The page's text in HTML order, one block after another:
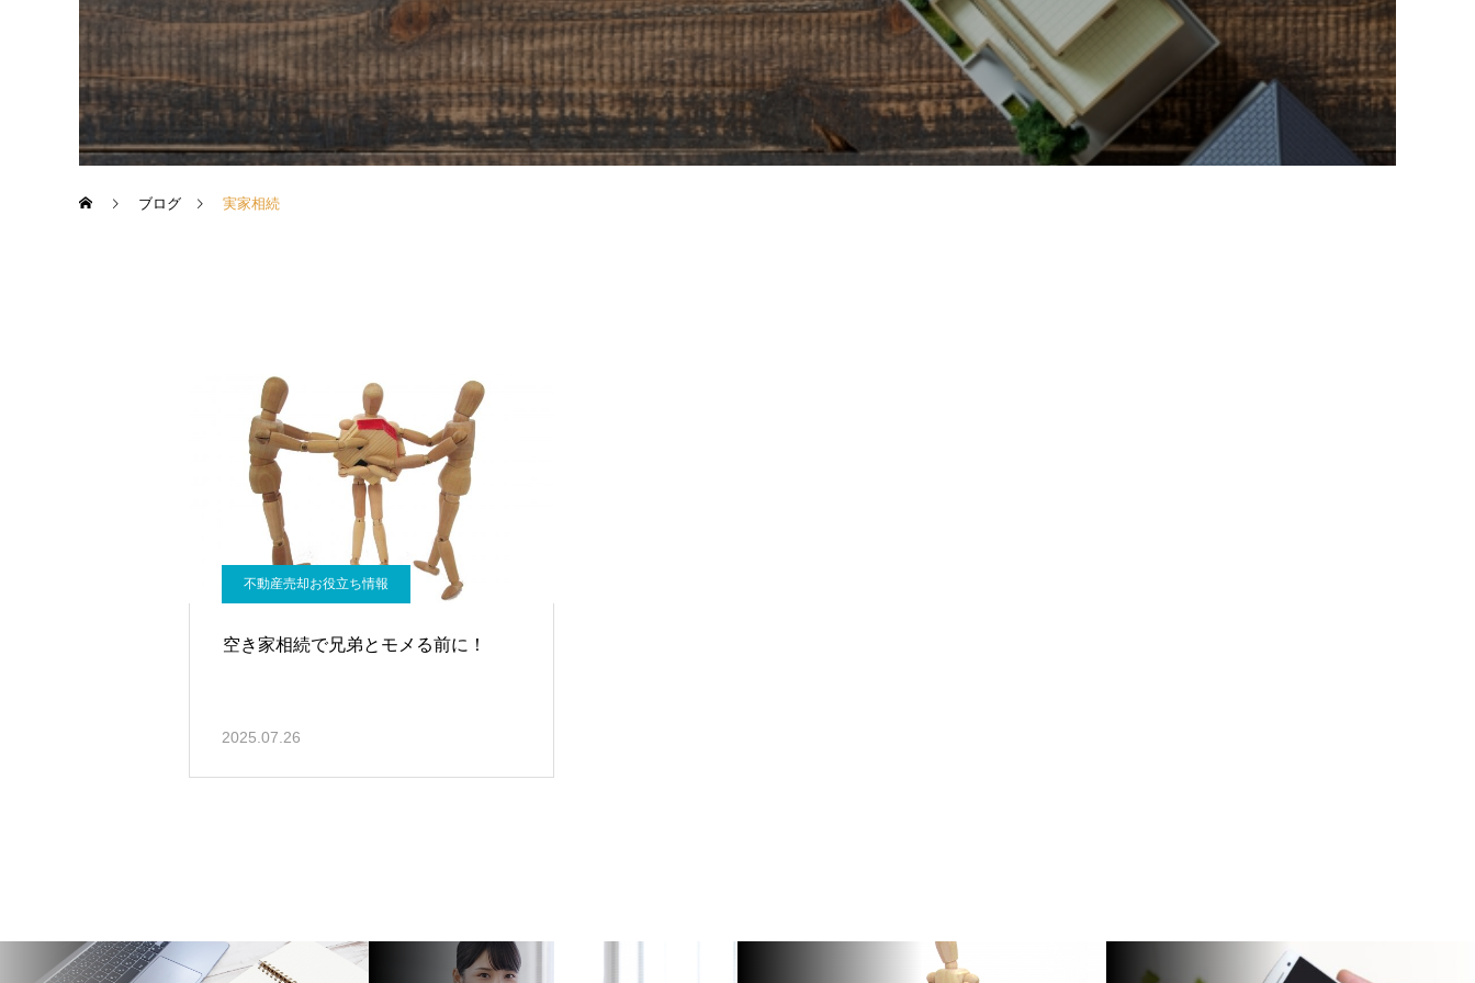
ブログ 実家相続
不動産売却お役立ち情報
空き家相続で兄弟とモメる前に！
2025.07.26